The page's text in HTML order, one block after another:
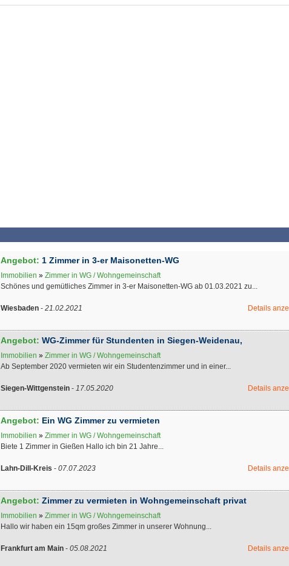
Angebot: 1 Zimmer in 3-er Maisonetten-WG
Immobilien » Zimmer in WG / Wohngemeinschaft
Schönes und gemütliches Zimmer in 3-er Maisonetten-WG ab 01.03.2021 zu...
Wiesbaden - 21.02.2021 Details
Angebot: WG-Zimmer für Stundenten in Siegen-Weidenau,
Immobilien » Zimmer in WG / Wohngemeinschaft
Ab September 2020 vermieten wir ein Studentenzimmer und in einer...
Siegen-Wittgenstein - 17.05.2020 Details
Angebot: Ein WG Zimmer zu vermieten
Immobilien » Zimmer in WG / Wohngemeinschaft
Biete 1 Zimmer in Gießen Hallo ich bin 21 Jahre...
Lahn-Dill-Kreis - 07.07.2023 Details
Angebot: Zimmer zu vermieten in Wohngemeinschaft privat
Immobilien » Zimmer in WG / Wohngemeinschaft
Hallo wir haben ein 15qm großes Zimmer in unserer Wohnung...
Frankfurt am Main - 05.08.2021 Details